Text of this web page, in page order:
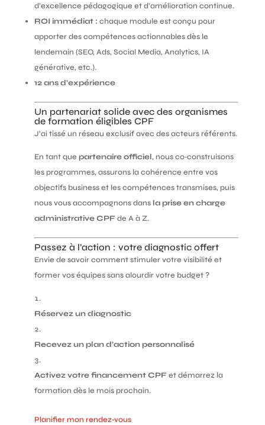
d’excellence pédagogique et d’amélioration continue.
ROI immédiat : chaque module est conçu pour
apporter des compétences actionnables dès le
lendemain (SEO, Ads, Social Media, Analytics, IA
générative, etc.).
12 ans d’expérience
Un partenariat solide avec des organismes
de formation éligibles CPF
J’ai tissé un réseau exclusif avec des acteurs référents.
En tant que partenaire officiel, nous co‑construisons
les programmes, assurons la cohérence entre vos
objectifs business et les compétences transmises, puis
nous vous accompagnons dans la prise en charge
administrative CPFde A à Z.
Passez à l’action : votre diagnostic offert
Envie de savoir comment stimuler votre visibilité et
former vos équipes sans alourdir votre budget ?
Réservez un diagnostic
Recevez un plan d’action personnalisé
Activez votre financement CPFet démarrez la
formation dès le mois prochain.
Planifier mon rendez‑vous